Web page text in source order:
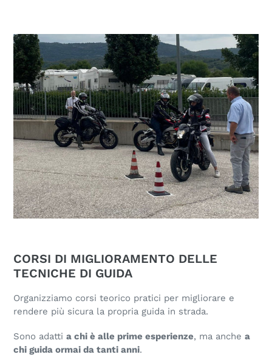
CORSI DI MIGLIORAMENTO DELLE
TECNICHE DI GUIDA
Organizziamo corsi teorico pratici per migliorare e
rendere più sicura la propria guida in strada.
Sono adatti a chi è alle prime esperienze, ma anche a
chi guida ormai da tanti anni.